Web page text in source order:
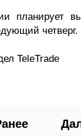
планирует
четверг.
TeleTrade